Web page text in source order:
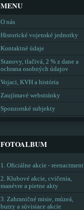
MENU
O nás
Historické vojenské jednotky
Kontaktné údaje
Stanovy, tlačivá, 2 % z dane a
ochrana osobných údajov
Vojaci, KVH a história
Zaujímavé webstránky
Sponzorské subjekty
FOTOALBUM
1. Oficiálne akcie - reenactment
2. Klubové akcie, cvičenia,
manévre a pietne akty
3. Zahraničné misie, múzeá,
burzy a súvisiace akcie